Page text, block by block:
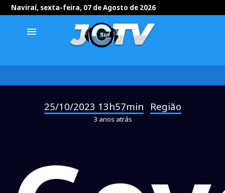
Naviraí, sexta-feira, 07 de Agosto de 2026
menu
25/10/2023 13h57min Região
3 anos atrás